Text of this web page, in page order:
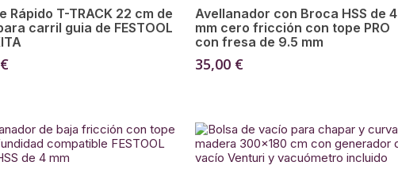
Añadir Al Carrito
Rápido T-TRACK 22 cm de
carril guia de FESTOOL
€
Añadir Al Carrito
Avellanador con Broca HSS de 4
mm cero fricción con tope PRO
con fresa de 9.5 mm
35,00 €